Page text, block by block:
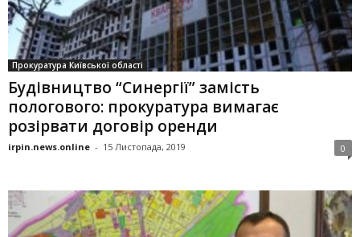
Прокуратура Київської області
Будівництво “Синергії” замість
пологового: прокуратура вимагає
розірвати договір оренди
irpin.news.online - 15 Листопада, 2019 0